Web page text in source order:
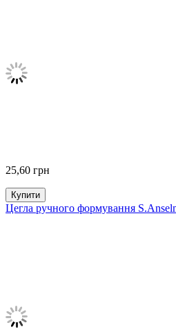
25,60 грн
Купити
Цегла ручного формування